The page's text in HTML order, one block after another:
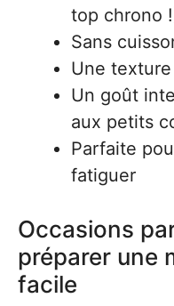
top chrono
Sans
Une
Un goût
aux petits
Parfaite
fatiguer
Occasions
préparer une
facile